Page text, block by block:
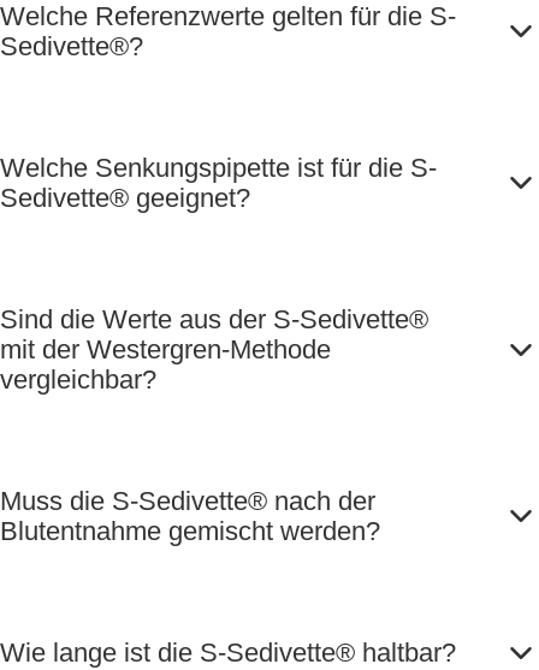
Welche Referenzwerte gelten für die S-
Sedivette®?
Welche Senkungspipette ist für die S-
Sedivette® geeignet?
Sind die Werte aus der S-Sedivette®
mit der Westergren-Methode
vergleichbar?
Muss die S-Sedivette® nach der
Blutentnahme gemischt werden?
Wie lange ist die S-Sedivette® haltbar?